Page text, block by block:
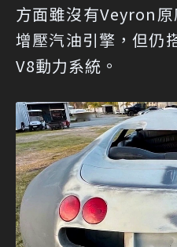
方面雖沒有Veyron
增壓汽油引擎，但仍
V8動力系統。